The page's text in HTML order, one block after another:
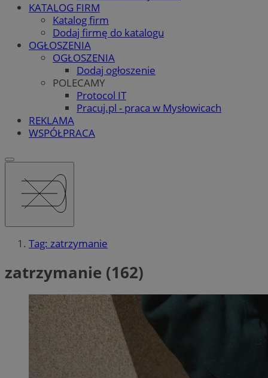
KATALOG FIRM
Katalog firm
Dodaj firmę do katalogu
OGŁOSZENIA
OGŁOSZENIA
Dodaj ogłoszenie
POLECAMY
Protocol IT
Pracuj.pl - praca w Mysłowicach
REKLAMA
WSPÓŁPRACA
Tag: zatrzymanie
zatrzymanie (162)